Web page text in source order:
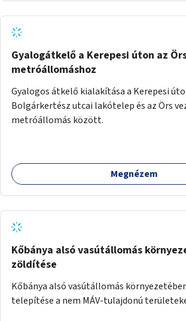
Gyalogátkelő a Kerepesi úton az
metróállomáshoz
Gyalogos átkelő kialakítása a Kerepesi
Bolgárkertész utcai lakótelep és az Örs
metróállomás között.
Megnézem
Kőbánya alsó vasútállomás
zöldítése
Kőbánya alsó vasútállomás
telepítése a nem MÁV-tulajdonú